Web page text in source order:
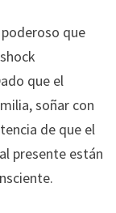
que
que el
soñar con
de que el
presente están